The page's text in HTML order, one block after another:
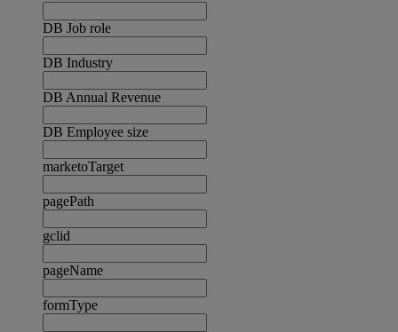
DB Job role
DB Industry
DB Annual Revenue
DB Employee size
marketoTarget
pagePath
gclid
pageName
formType